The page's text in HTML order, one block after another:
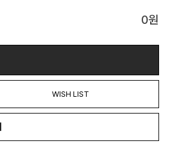
0원
WISH LIST